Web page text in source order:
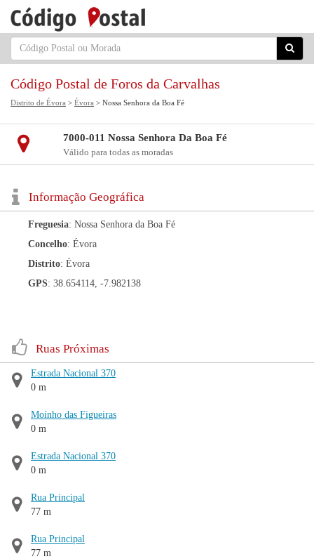
Código Postal de Foros da Carvalhas
Distrito de Évora > Évora > Nossa Senhora da Boa Fé
7000-011 Nossa Senhora Da Boa Fé
Válido para todas as moradas
Informação Geográfica
Freguesia: Nossa Senhora da Boa Fé
Concelho: Évora
Distrito: Évora
GPS: 38.654114, -7.982138
Ruas Próximas
Estrada Nacional 370
0 m
Moínho das Figueiras
0 m
Estrada Nacional 370
0 m
Rua Principal
77 m
Rua Principal
77 m